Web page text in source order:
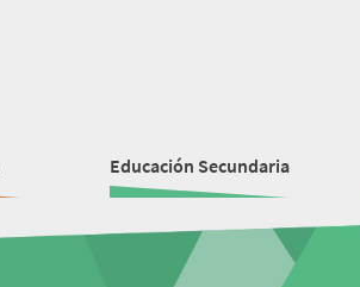
Educación Secundaria